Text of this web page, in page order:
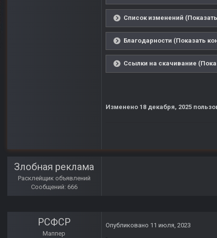
Список изменений
Благодарности (Показать
Ссылки на скачивание
Изменено 18 декабря, 2025
Злобная реклама
Расклейщик объявлений
Сообщений: 666
РСФСР
Маппер
Опубликовано 11 июля, 2023